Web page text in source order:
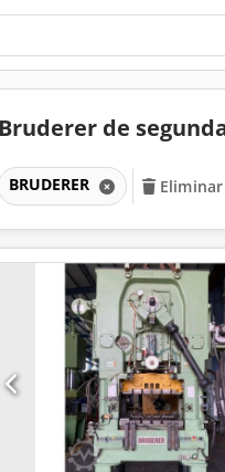
Bruderer de
BRUDERER